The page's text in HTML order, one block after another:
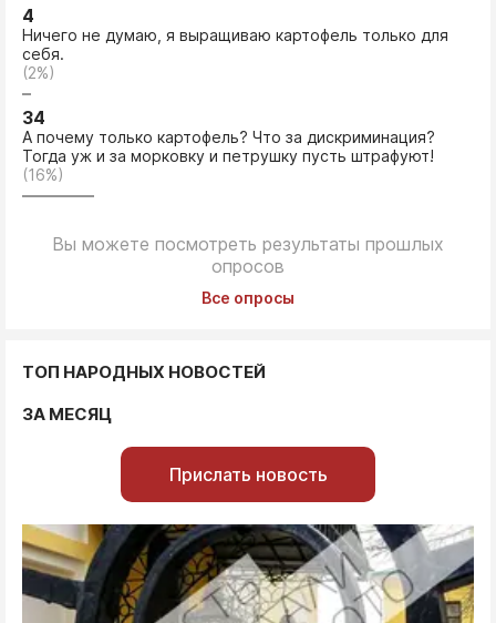
4
Ничего не думаю, я выращиваю картофель только для
себя.
(2%)
34
А почему только картофель? Что за дискриминация?
Тогда уж и за морковку и петрушку пусть штрафуют!
(16%)
Вы можете посмотреть результаты прошлых
опросов
Все опросы
ТОП НАРОДНЫХ НОВОСТЕЙ
ЗА МЕСЯЦ
Прислать новость